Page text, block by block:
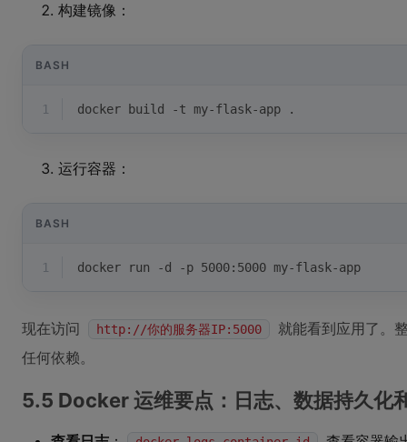
构建镜像：
BASH
1 docker build -t my-flask-app .
运行容器：
BASH
1 docker run -d -p 5000:5000 my-flask-app
现在访问 http://你的服务器IP:5000
就能看到应用了。
任何依赖。
5.5 Docker 运维要点：日志、数据持久化